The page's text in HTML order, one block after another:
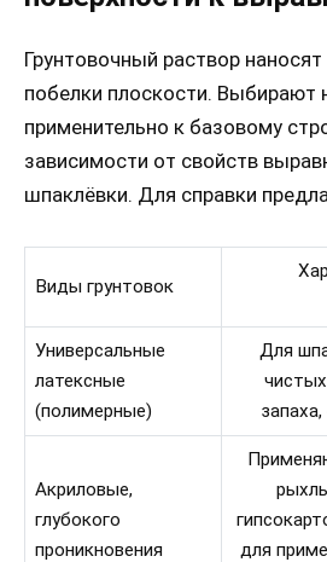
Грунтовочный раствор
побелки плоскости.
применительно к базовому
зависимости от свойств
шпаклёвки. Для справки
Виды грунтовок
Универсальные
латексные
(полимерные)
Для
Акриловые,
глубокого
проникновения
для